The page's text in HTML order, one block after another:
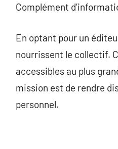
Complément
En optant pour un
nourrissent le collectif.
accessibles au plus
mission est de rendre
personnel.